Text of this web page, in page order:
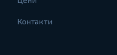
Контакти